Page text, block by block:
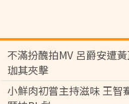
不滿扮醜拍MV 呂爵安遭
珈其夾擊
小鮮肉初嘗主持滋味 王智